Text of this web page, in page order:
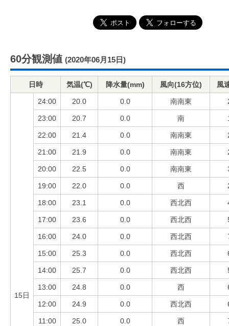
60分観測値 (2020年06月15日)
日時 気温(℃) 降水量(mm) 風向(16方位) 風
15日
24:00 20.0 0.0 南南東
23:00 20.7 0.0 南
22:00 21.4 0.0 南南東
21:00 21.9 0.0 南南東
20:00 22.5 0.0 南南東
19:00 22.0 0.0 西
18:00 23.1 0.0 西北西
17:00 23.6 0.0 西北西
16:00 24.0 0.0 西北西
15:00 25.3 0.0 西北西
14:00 25.7 0.0 西北西
13:00 24.8 0.0 西
12:00 24.9 0.0 西北西
11:00 25.0 0.0 西